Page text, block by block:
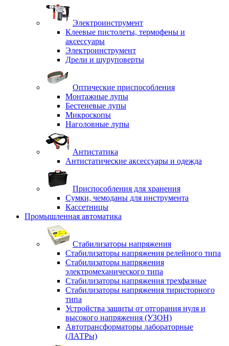
Электроинструмент
Клеевые пистолеты, термофены и
аксессуары
Электроинструмент
Дрели и шуруповерты
Оптические приспособления
Монтажные лупы
Бестеневые лупы
Микроскопы
Наголовные лупы
Антистатика
Антистатические аксессуары и одежда
Приспособления для хранения
Сумки, чемоданы для инструмента
Кассетницы
Промышленная автоматика
Стабилизаторы напряжения
Стабилизаторы напряжения релейного типа
Стабилизаторы напряжения
электромеханического типа
Стабилизаторы напряжения трехфазные
Стабилизаторы напряжения тиристорного
типа
Устройства защиты от отгорания нуля и
высокого напряжения (УЗОН)
Автотрансформаторы лабораторные
(ЛАТРы)